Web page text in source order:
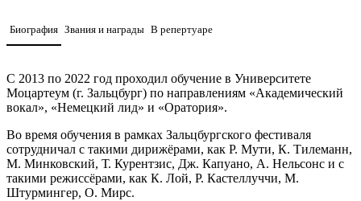
Биография Звания и награды В репертуаре
С 2013 по 2022 год проходил обучение в Университете
Моцартеум (г. Зальцбург) по направлениям «Академический
вокал», «Немецкий лид» и «Оратория».
Во время обучения в рамках Зальцбургского фестиваля
сотрудничал с такими дирижёрами, как Р. Мути, К. Тилеманн,
М. Минковский, Т. Курентзис, Дж. Капуано, А. Нельсонс и с
такими режиссёрами, как К. Лой, Р. Кастеллуччи, М.
Штурмингер, О. Мирс.